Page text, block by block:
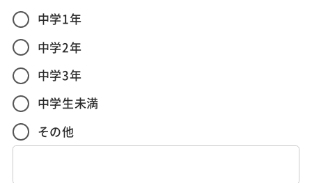
中学1年
中学2年
中学3年
中学生未満
その他